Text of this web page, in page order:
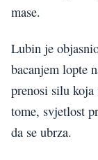
mase.
Lubin je
bacanjem lopte
prenosi silu
tome, svjetlost
da se ubrza.